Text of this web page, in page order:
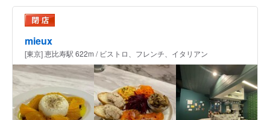
mieux
[東京] 恵比寿駅 622m / ビストロ、フレンチ、イタリアン